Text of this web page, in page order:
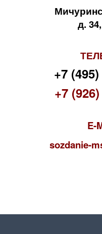
д.
+7
+7
E-
sozdanie-